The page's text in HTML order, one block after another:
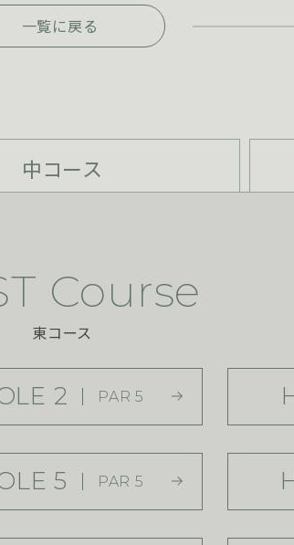
一覧に戻る
中コース
Course
東コース
2 PAR 5
5 PAR 5